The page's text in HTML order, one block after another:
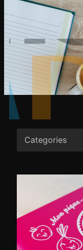
Categories